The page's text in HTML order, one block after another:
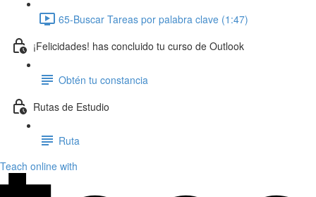
65-Buscar Tareas por palabra clave (1:47)
¡Felicidades! has concluido tu curso de Outlook
Obtén tu constancia
Rutas de Estudio
Ruta
Teach online with